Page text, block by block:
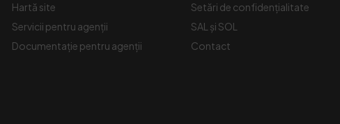
Hartă site
Servicii pentru agenții
Documentație pentru agenții
Setări de confidențialitate
SAL și SOL
Contact